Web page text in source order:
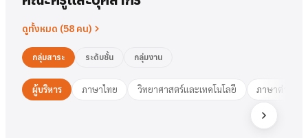
ดูทั้งหมด (58 คน)
กลุ่มสาระ ระดับชั้น กลุ่มงาน
ผู้บริหาร ภาษาไทย วิทยาศาสตร์และเทคโนโลยี ภาษาต่างประ
นายสารัตน์ พวงเงิน นางสาวชมพูนุท ศรีฟ้า